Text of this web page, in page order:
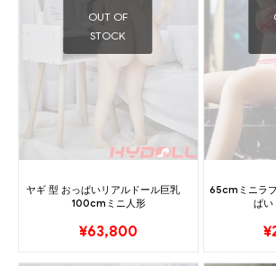
OUT OF
STOCK
ヤギ 型 おっぱいリアルドール巨乳
100cmミニ人形
¥63,800
65cmミニラ
ぱ
¥